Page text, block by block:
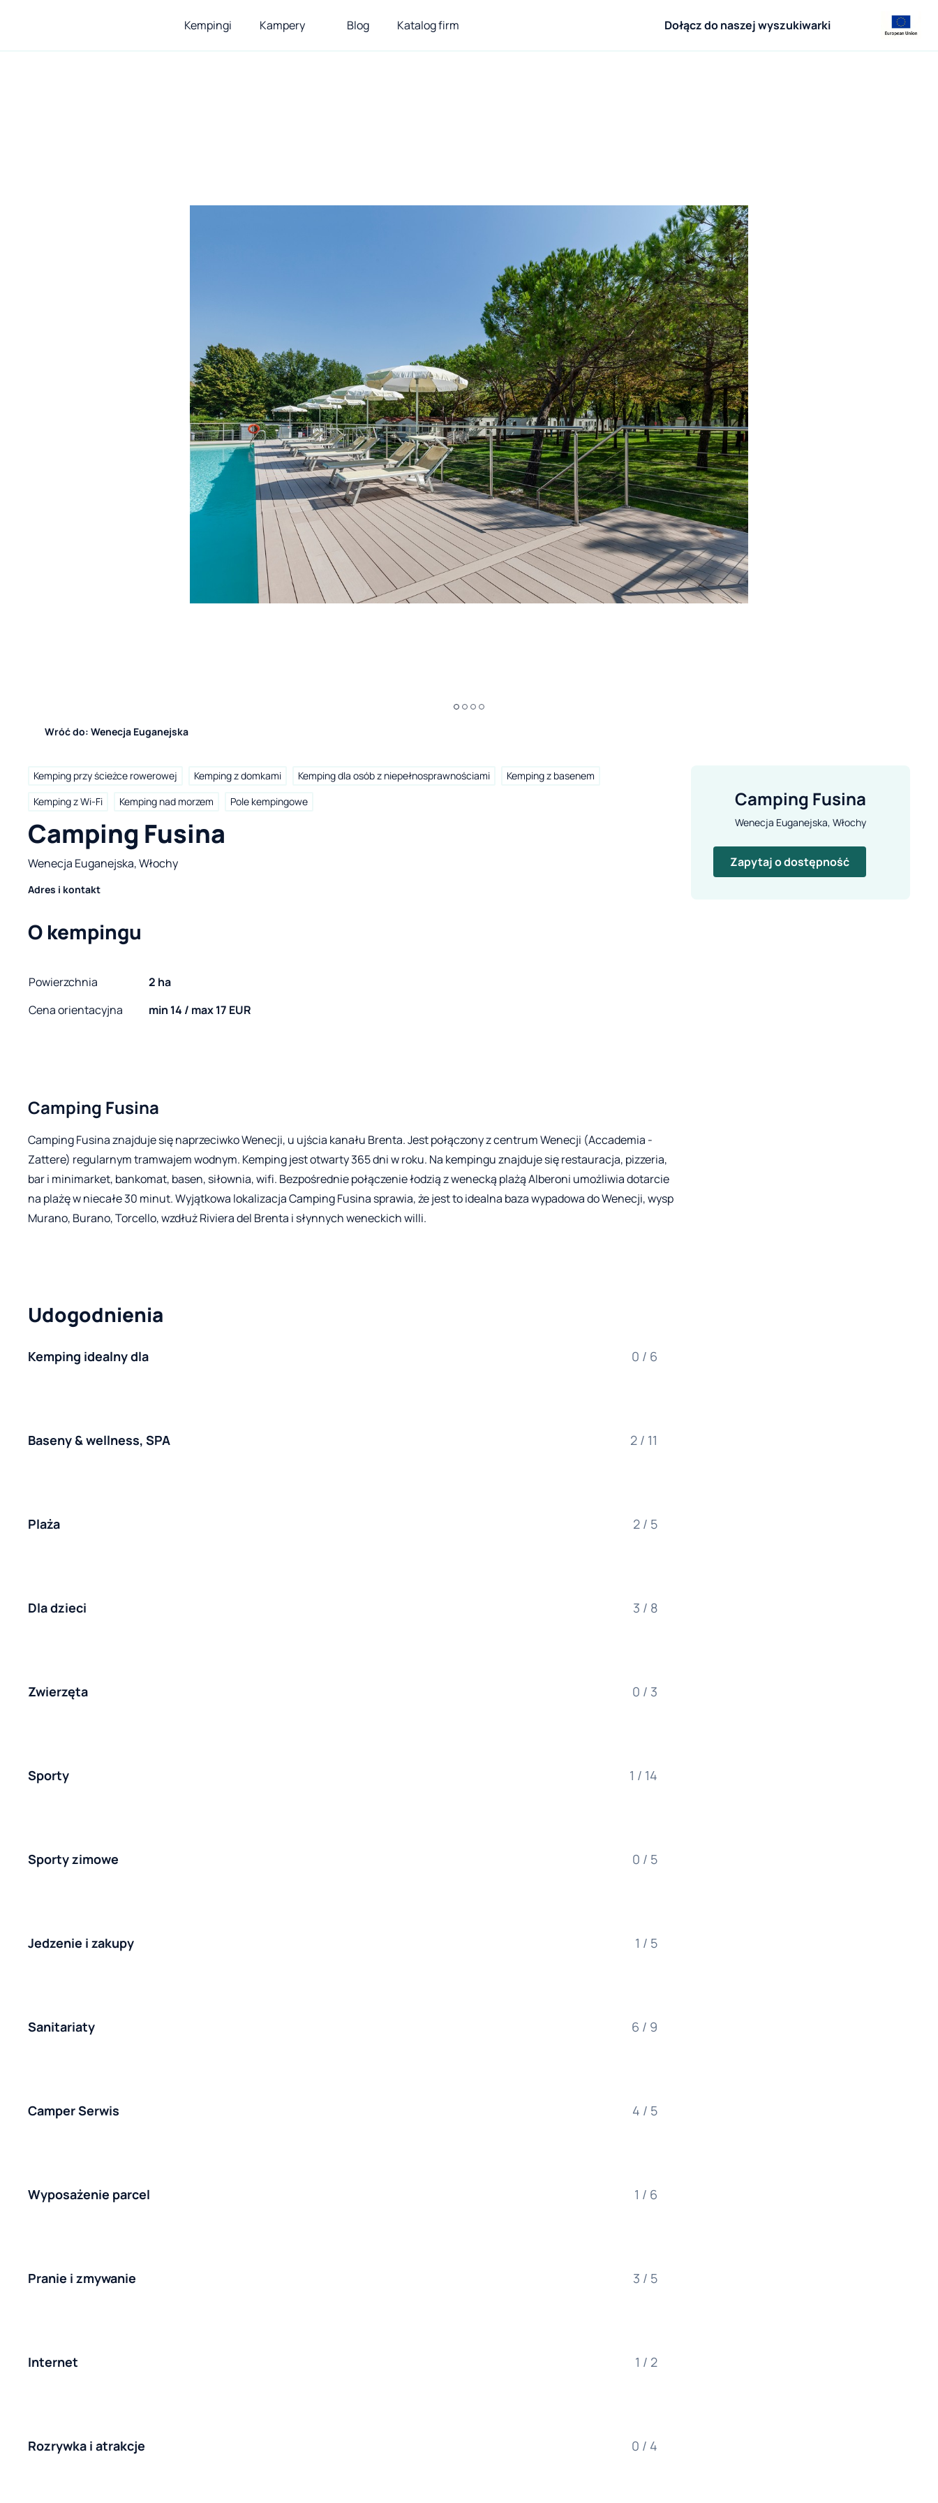
Kempingi Kampery Blog Katalog firm Dołącz do naszej wyszukiwarki
Wróć do: Wenecja Euganejska
Kemping przy ścieżce rowerowej Kemping z domkami Kemping dla osób z niepełnosprawnościami
Kemping z basenem
Kemping z Wi-Fi
Kemping nad morzem Pole kempingowe
Camping Fusina
Wenecja Euganejska, Włochy
Adres i kontakt
O kempingu
Powierzchnia
2 ha
Cena orientacyjna
min 14 / max 17 EUR
Camping Fusina
Camping Fusina znajduje się naprzeciwko Wenecji, u ujścia kanału Brenta. Jest połączony z centrum Wenecji (Accademia -
Zattere) regularnym tramwajem wodnym. Kemping jest otwarty 365 dni w roku. Na kempingu znajduje się restauracja, pizzeria,
bar i minimarket, bankomat, basen, siłownia, wifi. Bezpośrednie połączenie łodzią z wenecką plażą Alberoni umożliwia dotarcie
na plażę w niecałe 30 minut. Wyjątkowa lokalizacja Camping Fusina sprawia, że jest to idealna baza wypadowa do Wenecji, wysp
Murano, Burano, Torcello, wzdłuż Riviera del Brenta i słynnych weneckich willi.
Udogodnienia
Kemping idealny dla 0 / 6
Baseny & wellness, SPA 2 / 11
Plaża 2 / 5
Dla dzieci 3 / 8
Zwierzęta 0 / 3
Sporty 1 / 14
Sporty zimowe 0 / 5
Jedzenie i zakupy 1 / 5
Sanitariaty 6 / 9
Camper Serwis 4 / 5
Wyposażenie parcel 1 / 6
Pranie i zmywanie 3 / 5
Internet 1 / 2
Rozrywka i atrakcje 0 / 4
Camping Fusina
Wenecja Euganejska, Włochy
Zapytaj o dostępność